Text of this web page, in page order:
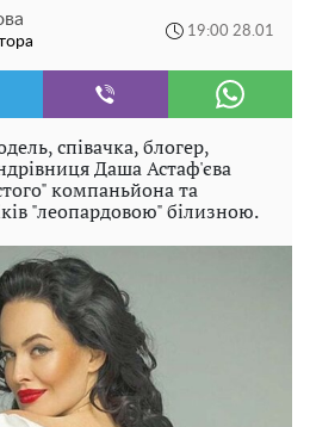
19:00 28.01
співачка, блогер,
Даша Астаф'єва
компаньйона та
"леопардовою" білизною.